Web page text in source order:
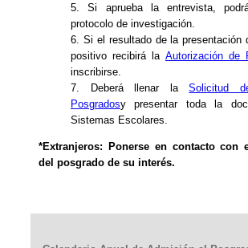
5. Si aprueba la entrevista,
protocolo de investigación.
6. Si el resultado de la presentación
positivo recibirá la Autorización de
inscribirse.
7. Deberá llenar laSolicitud
Posgradosy presentar toda la
Sistemas Escolares.
*Extranjeros: Ponerse en contacto con
del posgrado de su interés.